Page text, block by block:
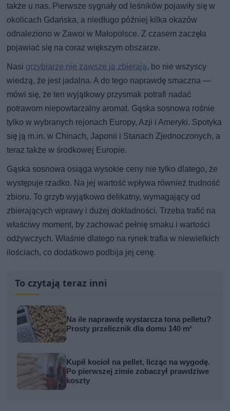
także u nas. Pierwsze sygnały od leśników pojawiły się w
okolicach Gdańska, a niedługo później kilka okazów
odnaleziono w Zawoi w Małopolsce. Z czasem zaczęła
pojawiać się na coraz większym obszarze.
Nasi grzybiarze nie zawsze ją zbierają, bo nie wszyscy
wiedzą, że jest jadalna. A do tego naprawdę smaczna —
mówi się, że ten wyjątkowy przysmak potrafi nadać
potrawom niepowtarzalny aromat. Gąska sosnowa rośnie
tylko w wybranych rejonach Europy, Azji i Ameryki. Spotyka
się ją m.in. w Chinach, Japonii i Stanach Zjednoczonych, a
teraz także w środkowej Europie.
Gąska sosnowa osiąga wysokie ceny nie tylko dlatego, że
występuje rzadko. Na jej wartość wpływa również trudność
zbioru. To grzyb wyjątkowo delikatny, wymagający od
zbierających wprawy i dużej dokładności. Trzeba trafić na
właściwy moment, by zachować pełnię smaku i wartości
odżywczych. Właśnie dlatego na rynek trafia w niewielkich
ilościach, co dodatkowo podbija jej cenę.
To czytają teraz inni
Na ile naprawdę wystarcza tona pelletu?
Prosty przelicznik dla domu 140 m²
Kupił kocioł na pellet, licząc na wygodę.
Po pierwszej zimie zobaczył prawdziwe
koszty